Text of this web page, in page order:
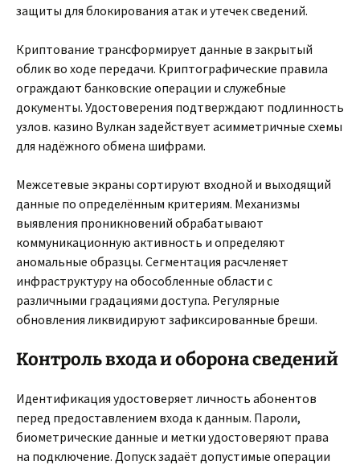
защиты для блокирования атак и утечек сведений.
Криптование трансформирует данные в закрытый
облик во ходе передачи. Криптографические правила
ограждают банковские операции и служебные
документы. Удостоверения подтверждают подлинность
узлов. казино Вулкан задействует асимметричные схемы
для надёжного обмена шифрами.
Межсетевые экраны сортируют входной и выходящий
данные по определённым критериям. Механизмы
выявления проникновений обрабатывают
коммуникационную активность и определяют
аномальные образцы. Сегментация расчленяет
инфраструктуру на обособленные области с
различными градациями доступа. Регулярные
обновления ликвидируют зафиксированные бреши.
Контроль входа и оборона сведений
Идентификация удостоверяет личность абонентов
перед предоставлением входа к данным. Пароли,
биометрические данные и метки удостоверяют права
на подключение. Допуск задаёт допустимые операции